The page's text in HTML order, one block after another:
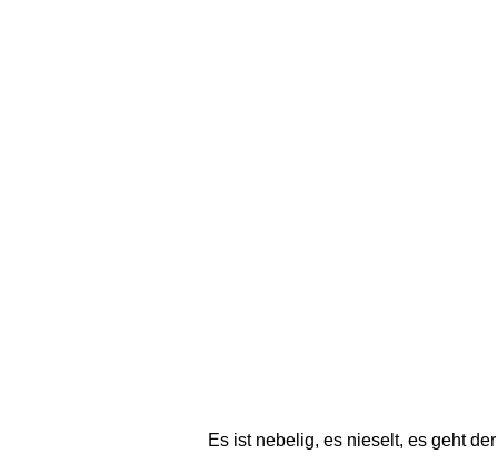
Es ist nebelig, es nieselt, es geht